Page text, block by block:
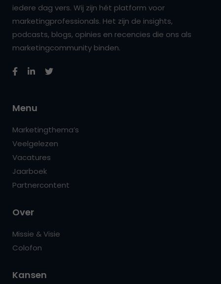
iedere dag vers. Wij zijn hét platform voor
marketingprofessionals. Het zijn de insights,
podcasts, blogs, opinies en recencies die ons als
marketingcommunity binden.
Menu
Marketingthema’s
Veelgelezen
Vacatures
Jaarboek
Partnercontent
Over
Missie & Visie
Colofon
Kansen